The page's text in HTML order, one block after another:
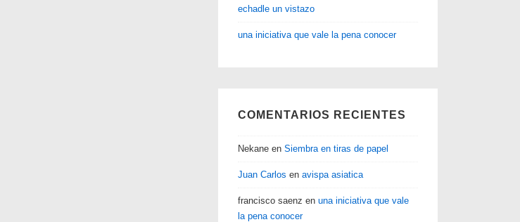
echadle un vistazo
una iniciativa que vale la pena conocer
COMENTARIOS RECIENTES
Nekane en Siembra en tiras de papel
Juan Carlos en avispa asiatica
francisco saenz en una iniciativa que vale
la pena conocer